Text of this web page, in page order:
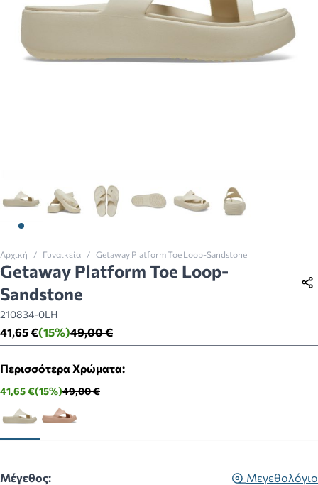
View larger image
View larger image
View larger imageView larger image
View larger image
View larger
Αρχική / Γυναικεία / Getaway Platform Toe Loop-Sandstone
Getaway Platform Toe Loop-
Sandstone
210834-0LH
49,00 €
(15%)
41,65 €
Περισσότερα Χρώματα:
41,65 €(15%)49,00 €
Μέγεθος: Μεγεθολόγιο